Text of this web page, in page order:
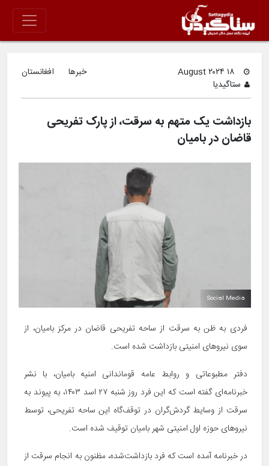
۱۸ August ۲۰۲۴
ستاگیدیا
خبرها افغانستان
بازداشت یک متهم به سرقت، از پارک تفریحی
قاضان در بامیان
Social Media
فردی به ظن به سرقت از ساحه تفریحی قاضان در مرکز بامیان، از
سوی نیروهای امنیتی بازداشت شده است.
دفتر مطبوعاتی و روابط عامه قوماندانی امنیه بامیان، با نشر
خبرنامه‌ای گفته است که این فرد روز شنبه ۲۷ اسد ۱۴۰۳، به پیوند به
سرقت از وسایط گردش‌گران در توقف‌گاه این ساحه تفریحی، توسط
نیروهای حوزه اول امنیتی شهر بامیان توقیف شده است.
در خبرنامه آمده است که فرد بازداشت‌شده، مظنون به انجام سرقت از